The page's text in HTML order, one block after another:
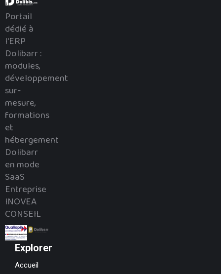
Portail
dédié à
l'ERP
Dolibarr :
modules,
développement
sur-
mesure,
formations
et
hébergement
Dolibarr
en mode
SaaS
Entreprise
INOVEA
CONSEIL
Explorer
Accueil